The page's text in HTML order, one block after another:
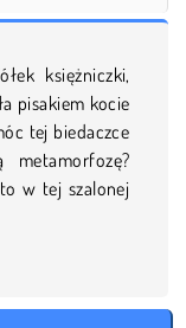
księżniczki,
pisakiem kocie
tej biedaczce
w tej szalonej